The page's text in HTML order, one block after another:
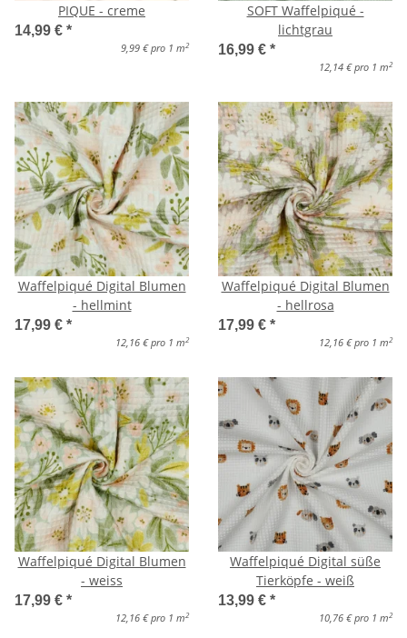
PIQUE - creme
14,99 € *
9,99 € pro 1 m 2
SOFT Waffelpiqué -
lichtgrau
16,99 € *
12,14 € pro 1 m 2
Waffelpiqué Digital Blumen
- hellmint
17,99 € *
12,16 € pro 1 m 2
Waffelpiqué Digital Blumen
- hellrosa
17,99 € *
12,16 € pro 1 m 2
Waffelpiqué Digital Blumen
- weiss
17,99 € *
12,16 € pro 1 m 2
Waffelpiqué Digital süße
Tierköpfe - weiß
13,99 € *
10,76 € pro 1 m 2